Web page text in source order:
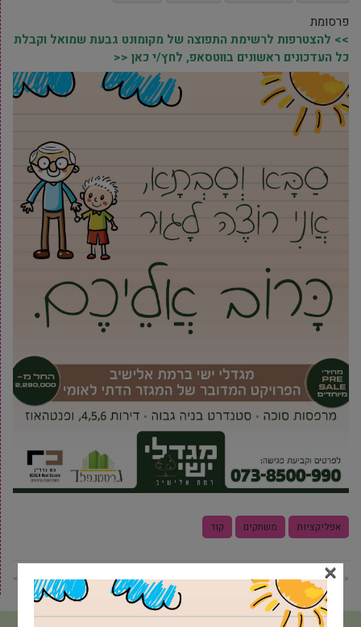
פרסומת
>> להצטרפות לרשימת התפוצה של מקומונט גבעת שמואל וקבלת
כל העדכונים ראשונים בווטסאפ, לחץ/י כאן <<
אפליקציות משחקים קוד
« פוסט קודם פוסט הבא » ×